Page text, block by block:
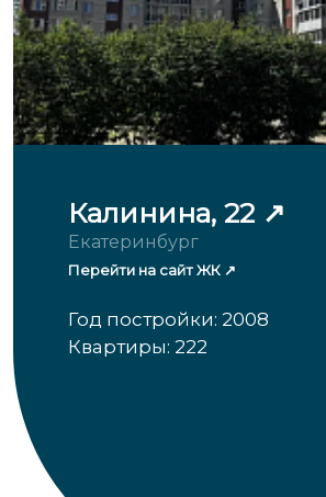
Калинина, 22
Екатеринбург
Перейти на сайт ЖК
Год постройки: 2008
Квартиры: 222